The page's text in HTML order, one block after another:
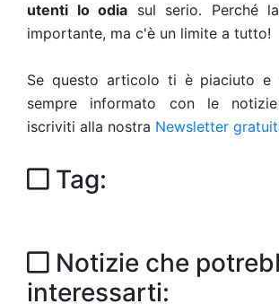
utenti lo odia sul serio. Perché
importante, ma c'è un limite a tutto!
Se questo articolo ti è piaciuto e
sempre informato con le
iscriviti alla nostra Newsletter
Tag:
Notizie che
interessarti: